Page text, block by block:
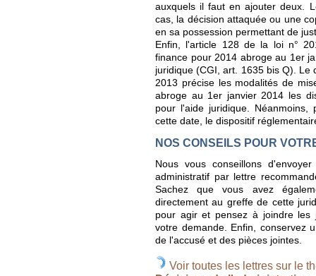
auxquels il faut en ajouter deux.
cas, la décision attaquée ou une
en sa possession permettant de
Enfin, l'article 128 de la loi n°
finance pour 2014 abroge au 1er
juridique (CGI, art. 1635 bis Q). Le
2013 précise les modalités de
abroge au 1er janvier 2014 les
pour l'aide juridique. Néanmoins,
cette date, le dispositif
NOS CONSEILS POUR
Nous vous conseillons
administratif par lettre
Sachez que vous avez
directement au greffe de cette
pour agir et pensez à joindre les
votre demande. Enfin, conservez
de l'accusé et des pièces jointes.
Voir toutes les lettres sur le